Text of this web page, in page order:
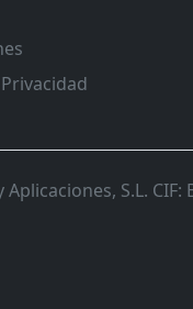
Privacidad
S.L.